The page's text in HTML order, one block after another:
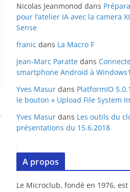
Nicolas Jeanmonod dans
pour l’atelier IA avec la camera
Sense
franic dans La Macro F
Jean-Marc Paratte dans
smartphone Android à
Yves Masur dans PlatformIO
le bouton « Upload File System
Yves Masur dans Les outils du
présentations du 15.6.2018
A propos
Le Microclub, fondé en 1976,